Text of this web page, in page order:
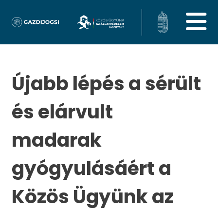
Újabb lépés a sérült
és elárvult
madarak
gyógyulásáért a
Közös Ügyünk az